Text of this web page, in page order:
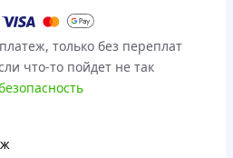
только без переплат
что-то пойдет не так